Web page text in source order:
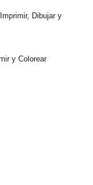
Dibujar y
y Colorear